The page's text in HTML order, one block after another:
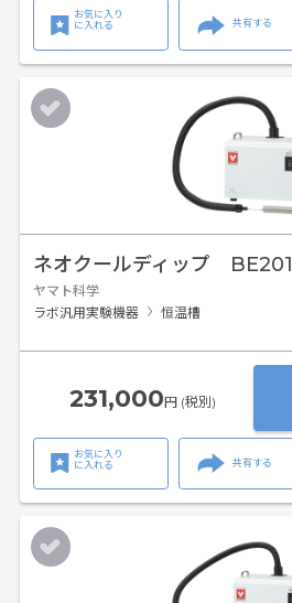
お気に入り
に入れる
共有する
ネオクールディップ BE201
ヤマト科学
ラボ汎用実験機器
恒温槽
231,000円 (税別)
お気に入り
に入れる
共有する